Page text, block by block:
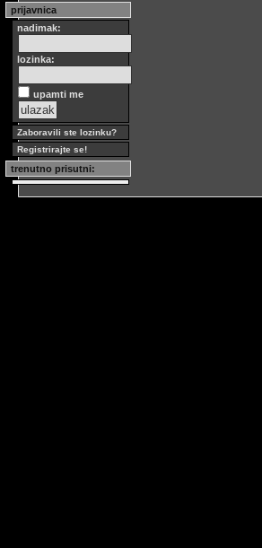
prijavnica
nadimak:
lozinka:
upamti me
Zaboravili ste lozinku?
Registrirajte se!
trenutno prisutni: